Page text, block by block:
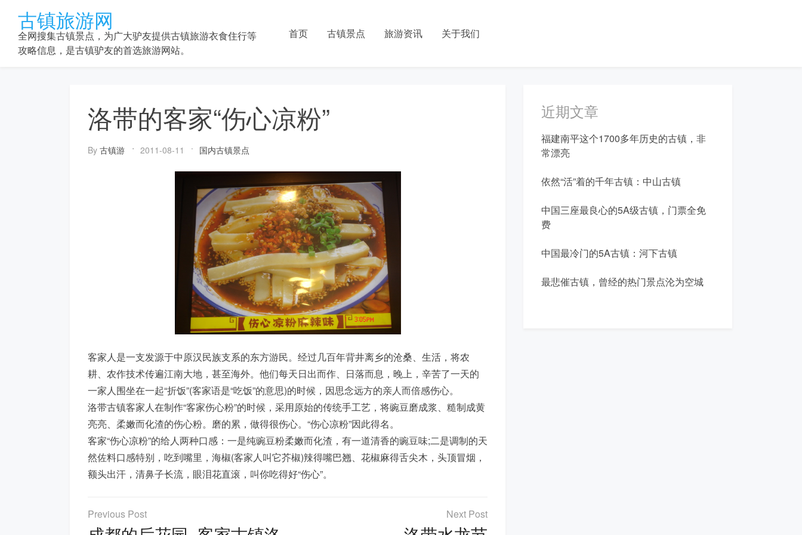
content
古镇旅游网
全网搜集古镇景点，为广大驴友提供古镇旅游衣食住行等
攻略信息，是古镇驴友的首选旅游网站。
首页 古镇景点 旅游资讯 关于我们
洛带的客家“伤心凉粉”
By 古镇游 2011-08-11 国内古镇景点
客家人是一支发源于中原汉民族支系的东方游民。经过几百年背井离乡的沧桑、生活，将农
耕、农作技术传遍江南大地，甚至海外。他们每天日出而作、日落而息，晚上，辛苦了一天的
一家人围坐在一起“折饭”(客家语是“吃饭”的意思)的时候，因思念远方的亲人而倍感伤心。
洛带古镇客家人在制作“客家伤心粉”的时候，采用原始的传统手工艺，将豌豆磨成浆、糙制成黄
亮亮、柔嫩而化渣的伤心粉。磨的累，做得很伤心。“伤心凉粉”因此得名。
客家“伤心凉粉”的给人两种口感：一是纯豌豆粉柔嫩而化渣，有一道清香的豌豆味;二是调制的天
然佐料口感特别，吃到嘴里，海椒(客家人叫它芥椒)辣得嘴巴翘、花椒麻得舌尖木，头顶冒烟，
额头出汗，清鼻子长流，眼泪花直滚，叫你吃得好“伤心”。
文
近期文章
福建南平这个1700多年历史的古镇，非
常漂亮
依然“活”着的千年古镇：中山古镇
中国三座最良心的5A级古镇，门票全免
费
中国最冷门的5A古镇：河下古镇
最悲催古镇，曾经的热门景点沦为空城